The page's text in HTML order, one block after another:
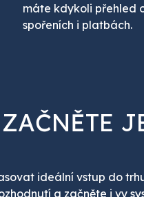
máte kdykoli přehled
spořeních i platbách.
ZAČNĚTE
ideální vstup do
a začněte i vy